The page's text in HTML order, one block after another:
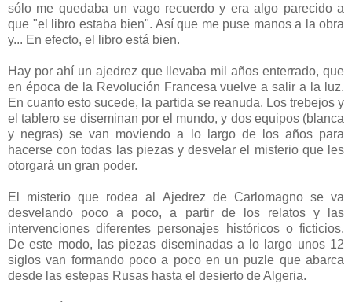
sólo me quedaba un vago recuerdo y era algo parecido a
que "el libro estaba bien". Así que me puse manos a la obra
y... En efecto, el libro está bien.
Hay por ahí un ajedrez que llevaba mil años enterrado, que
en época de la Revolución Francesa vuelve a salir a la luz.
En cuanto esto sucede, la partida se reanuda. Los trebejos y
el tablero se diseminan por el mundo, y dos equipos (blanca
y negras) se van moviendo a lo largo de los años para
hacerse con todas las piezas y desvelar el misterio que les
otorgará un gran poder.
El misterio que rodea al Ajedrez de Carlomagno se va
desvelando poco a poco, a partir de los relatos y las
intervenciones diferentes personajes históricos o ficticios.
De este modo, las piezas diseminadas a lo largo unos 12
siglos van formando poco a poco en un puzle que abarca
desde las estepas Rusas hasta el desierto de Algeria.